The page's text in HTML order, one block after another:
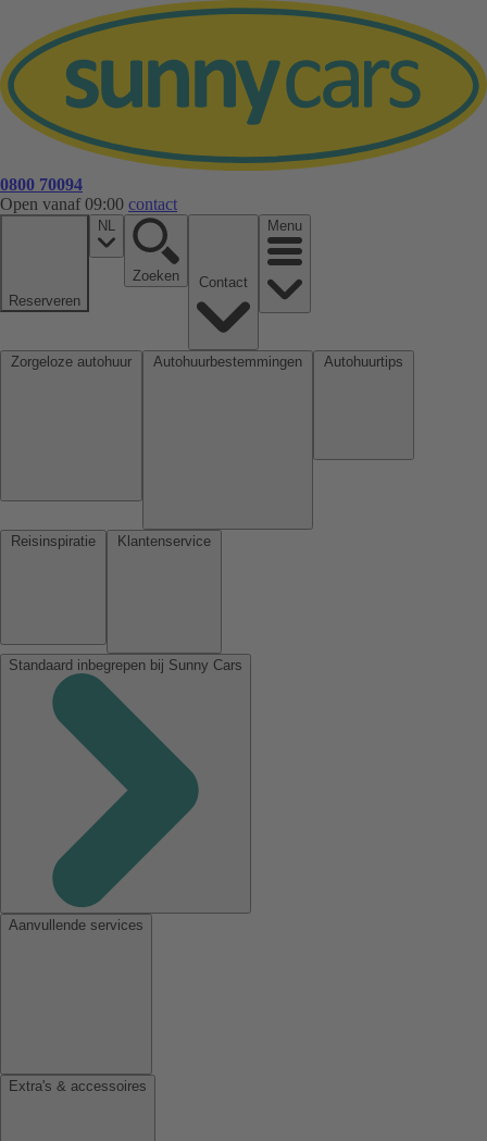
0800 70094
Open vanaf 09:00 contact
Reserveren
NL
Zoeken
Menu
Standaard inbegrepen bij Sunny Cars
Aanvullende services
Extra's & accessoires